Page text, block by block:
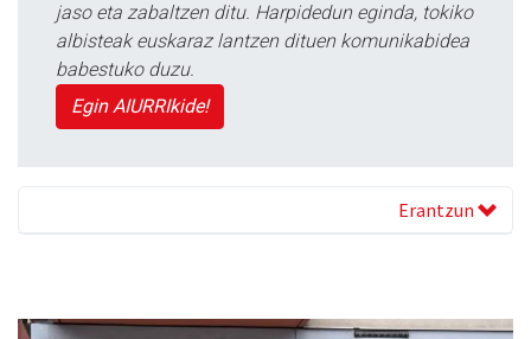
jaso eta zabaltzen ditu. Harpidedun eginda, tokiko
albisteak euskaraz lantzen dituen komunikabidea
babestuko duzu.
Egin AIURRIkide!
Erantzun